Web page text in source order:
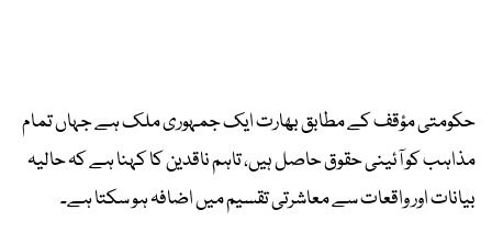
حکومتی مؤقف کے مطابق بھارت ایک جمہوری ملک ہے جہاں تمام
مذاہب کو آئینی حقوق حاصل ہیں، تاہم ناقدین کا کہنا ہے کہ حالیہ
بیانات اور واقعات سے معاشرتی تقسیم میں اضافہ ہو سکتا ہے۔